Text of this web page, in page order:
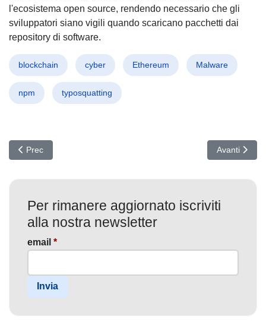
l'ecosistema open source, rendendo necessario che gli
sviluppatori siano vigili quando scaricano pacchetti dai
repository di software.
blockchain cyber Ethereum Malware
npm typosquatting
Articolo precedente: VEILDrive: La Minaccia Invisibile che
Prec Articolo
Avanti
Per rimanere aggiornato iscriviti
alla nostra newsletter
email *
Invia